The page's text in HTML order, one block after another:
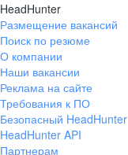
HeadHunter
Размещение вакансий
Поиск по резюме
О компании
Наши вакансии
Реклама на сайте
Требования к ПО
Безопасный HeadHunter
HeadHunter API
Партнерам